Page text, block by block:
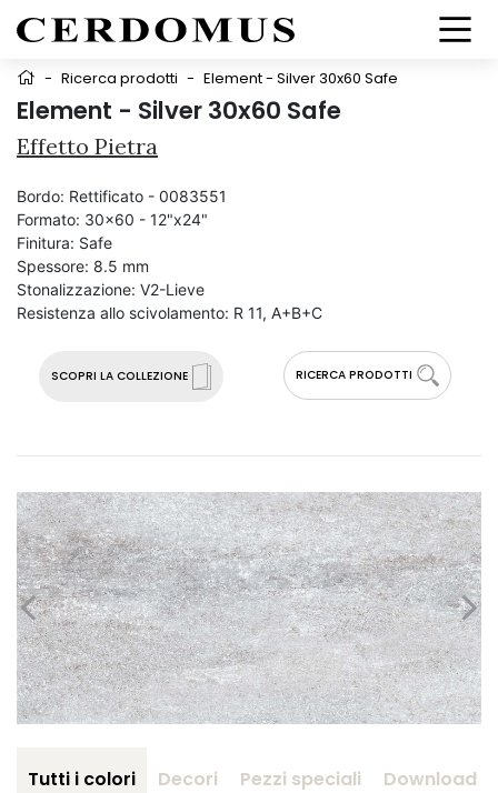
- Ricerca prodotti - Element - Silver 30x60 Safe
Element - Silver 30x60 Safe
Effetto Pietra
SCOPRI LA COLLEZIONE RICERCA PRODOTTI
Bordo: Rettificato - 0083551
Formato: 30x60 - 12"x24"
Finitura: Safe
Spessore: 8.5 mm
Stonalizzazione: V2-Lieve
Resistenza allo scivolamento: R 11, A+B+C
Tutti i colori Decori Pezzi speciali Download